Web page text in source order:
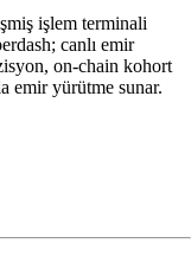
işlem terminali
canlı emir
on-chain kohort
emir yürütme sunar.